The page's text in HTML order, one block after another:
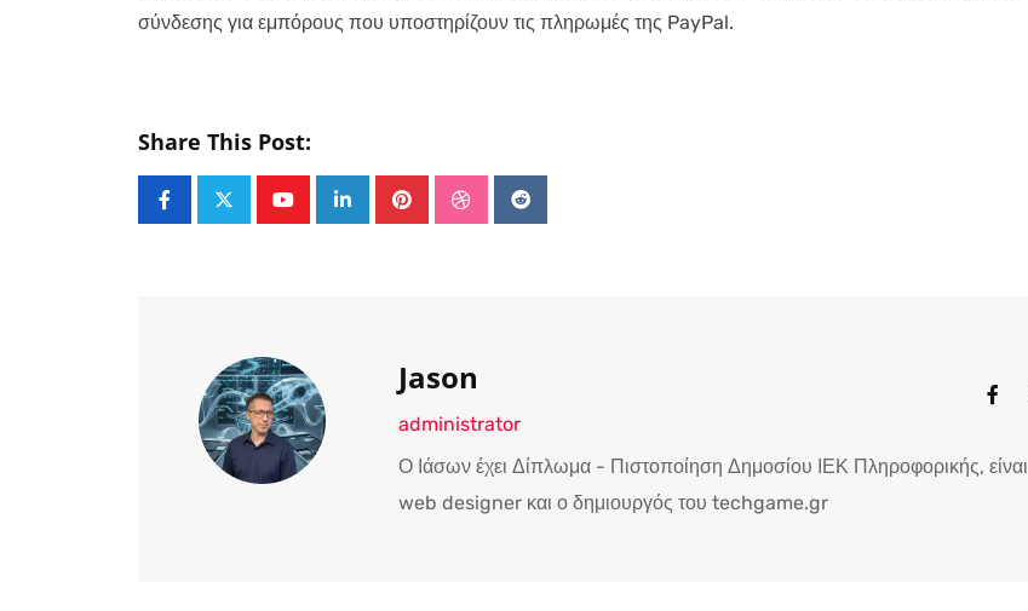
σύνδεσης για εμπόρους που υποστηρίζουν τις πληρωμές της PayPal.
Share This Post:
LinkedInPinterestStumbleUpon
Reddit
Jason
administrator
Ο Ιάσων έχει Δίπλωμα - Πιστοποίηση Δημοσίου ΙΕΚ Πληροφορικής, είναι
web designer και ο δημιουργός του techgame.gr